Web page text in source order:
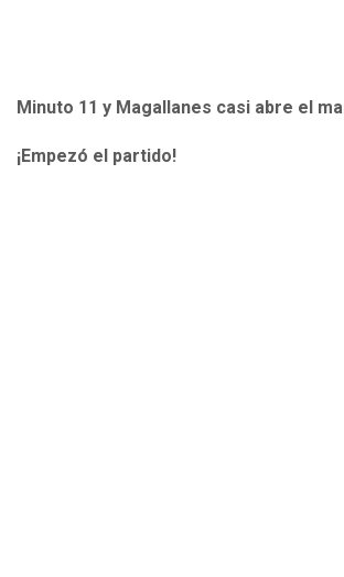
Minuto 11 y Magallanes casi abre el
¡Empezó el partido!